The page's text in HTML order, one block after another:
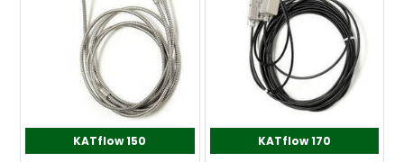
KATflow 150 KATflow 170